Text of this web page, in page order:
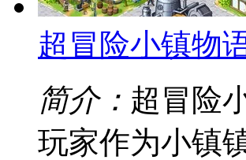
超冒险小镇物
简介： 超冒险
玩家作为小镇